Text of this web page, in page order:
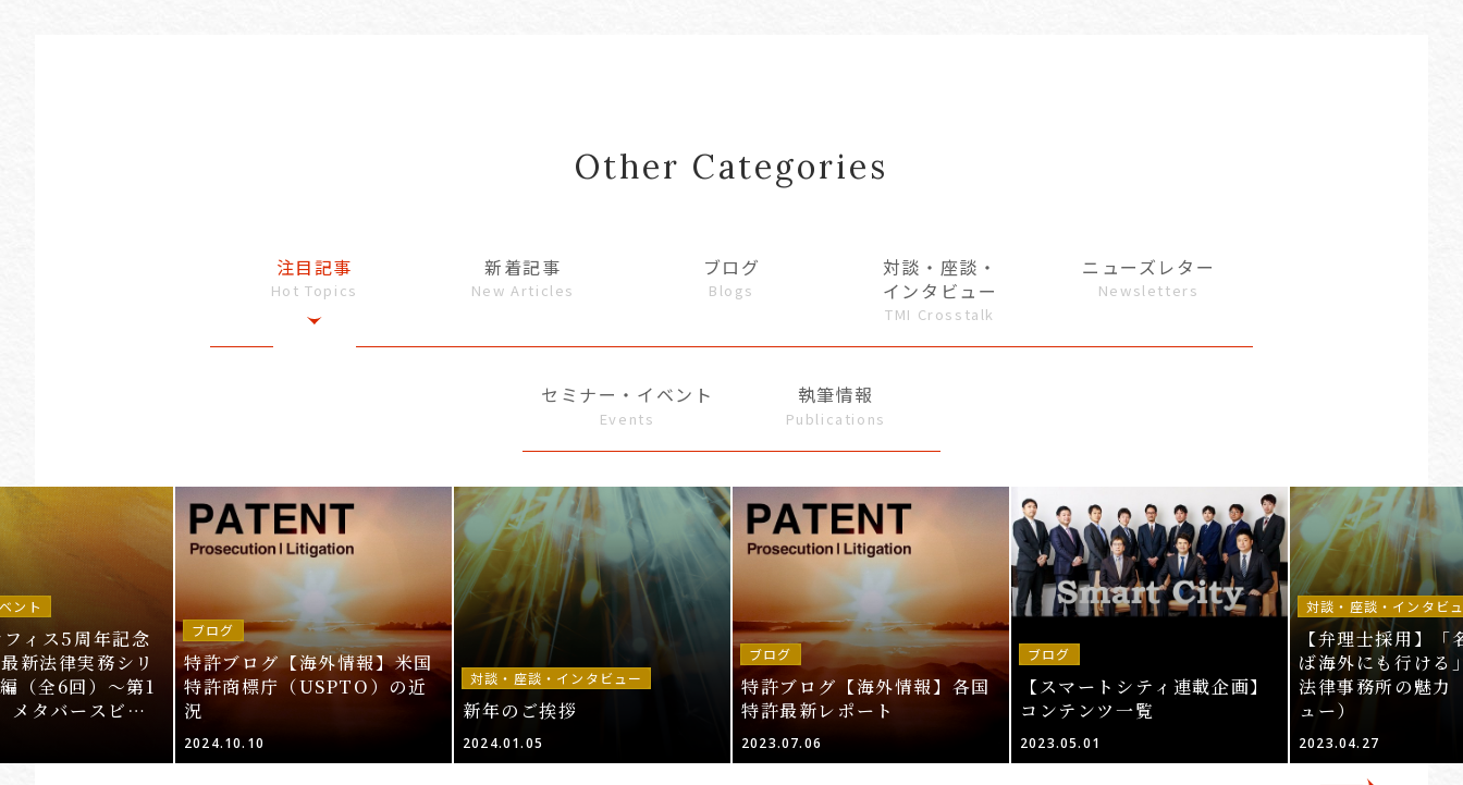
Other Categories
注目記事
Hot Topics
新着記事
New Articles
ブログ
Blogs
対談・座談・
インタビュー
TMI Crosstalk
ニューズレター
Newsletters
セミナー・イベント
Events
執筆情報
Publications
ント
ィス5周年記念
新法律実務シリ
（全6回）～第1
メタバースビジ
ブログ
特許ブログ【海外情報】米国
特許商標庁（USPTO）の近
況
2024.10.10
対談・座談・インタビュー
新年のご挨拶
2024.01.05
ブログ
特許ブログ【海外情報】各国
特許最新レポート
2023.07.06
ブログ
【スマートシティ連載企画】
コンテンツ一覧
2023.05.01
対談・座談・インタビ
【弁理士採用】「
ば海外にも行け
法律事務所の魅力
ュー）
2023.04.27